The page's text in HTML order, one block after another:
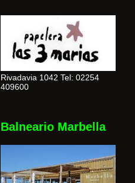
Rivadavia 1042 Tel: 02254
409600
Balneario Marbella